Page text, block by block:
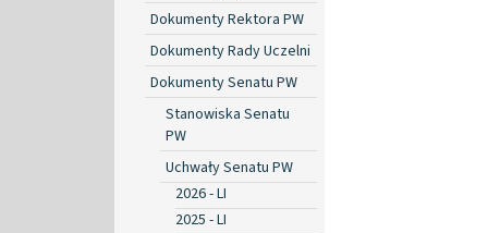
Dokumenty Rektora PW
Dokumenty Rady Uczelni
Dokumenty Senatu PW
Stanowiska Senatu
PW
Uchwały Senatu PW
2026 - LI
2025 - LI